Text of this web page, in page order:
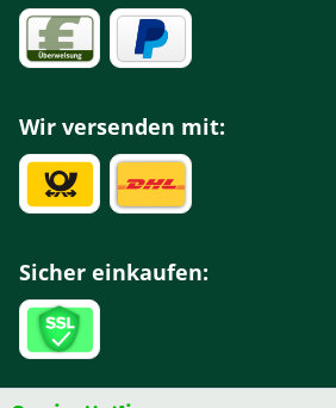
Wir versenden mit:
Sicher einkaufen: